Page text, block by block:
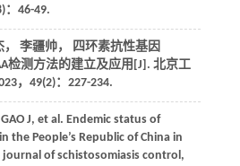
：46-49.
李疆帅， 四环素抗性基因
检测方法的建立及应用[J]. 北京工
， 49(2)：227-234.
GAO J, et al. Endemic status of
the People’s Republic of China in
journal of schistosomiasis control,